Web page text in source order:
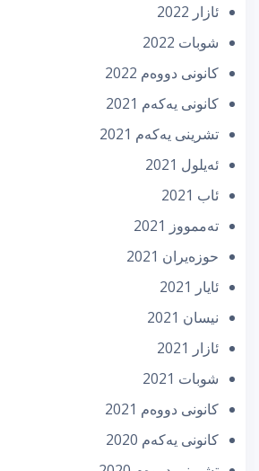
ئازار 2022
شوبات 2022
كانونی دووه‌م 2022
كانونی یه‌كه‌م 2021
تشرینی یه‌كه‌م 2021
ئه‌یلول 2021
ئاب 2021
تەممووز 2021
حوزه‌یران 2021
ئایار 2021
نیسان 2021
ئازار 2021
شوبات 2021
كانونی دووه‌م 2021
كانونی یه‌كه‌م 2020